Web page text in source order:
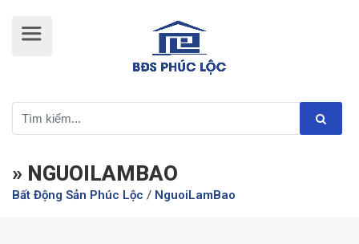
» NGUOILAMBAO
Bất Động Sản Phúc Lộc / NguoiLamBao